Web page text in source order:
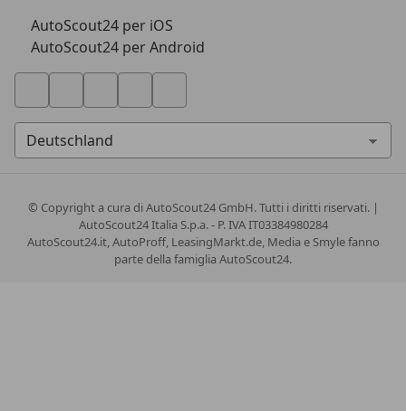
AutoScout24 per iOS
AutoScout24 per Android
© Copyrighta cura di AutoScout24 GmbH. Tutti i diritti riservati. |
AutoScout24 Italia S.p.a. - P. IVA IT03384980284
AutoScout24.it, AutoProff, LeasingMarkt.de, Media e Smyle fanno
parte della famiglia AutoScout24.